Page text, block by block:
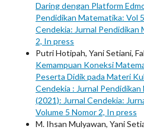
Daring dengan Platform
Pendidikan Matematika: Vol
Cendekia: Jurnal Pendidikan
2, In press
Putri Hotipah, Yani Setiani,
Kemampuan Koneksi
Peserta Didik pada Materi
Cendekia : Jurnal
(2021): Jurnal Cendekia:
Volume 5 Nomor 2, In press
M. Ihsan Mulyawan, Yani